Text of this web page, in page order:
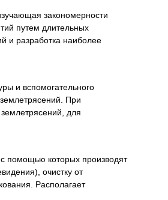
закономерности
путем длительных
и разработка наиболее
и вспомогательного
При
для
помощью которых производят
очистку от
Располагает